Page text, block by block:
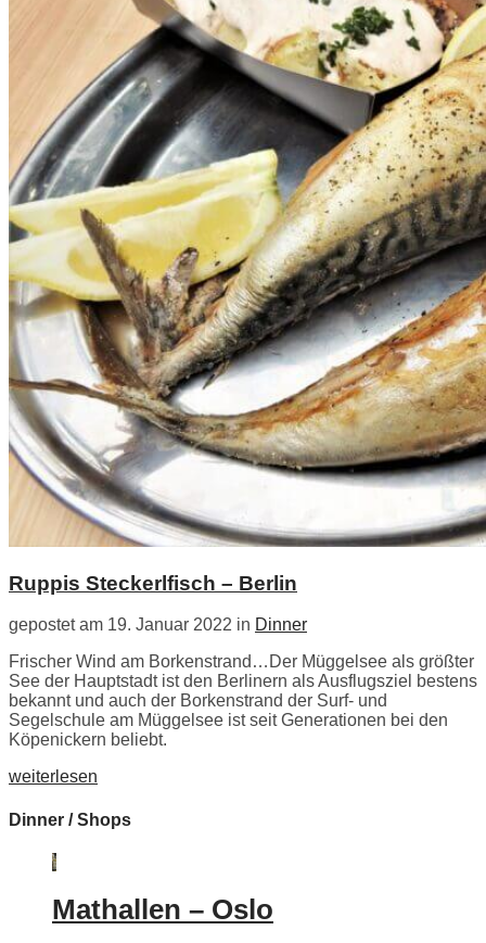
Ruppis Steckerlfisch – Berlin
gepostet am 19. Januar 2022 in Dinner
Frischer Wind am Borkenstrand…Der Müggelsee als größter
See der Hauptstadt ist den Berlinern als Ausflugsziel bestens
bekannt und auch der Borkenstrand der Surf- und
Segelschule am Müggelsee ist seit Generationen bei den
Köpenickern beliebt.
weiterlesen
Dinner / Shops
Mathallen – Oslo